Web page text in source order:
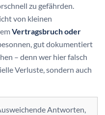
zu gefährden.
von kleinen
Vertragsbruch oder
gut dokumentiert
– denn wer hier falsch
Verluste, sondern auch
Antworten,